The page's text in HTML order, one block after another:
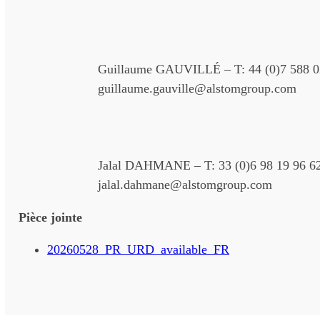
Guillaume GAUVILLÉ – T: 44 (0)7 588
guillaume.gauville@alstomgroup.com
Jalal DAHMANE – T: 33 (0)6 98 19 96
jalal.dahmane@alstomgroup.com
Pièce jointe
20260528_PR_URD_available_FR